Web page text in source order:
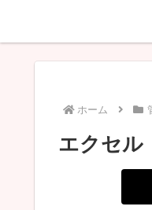
ホーム
エクセル